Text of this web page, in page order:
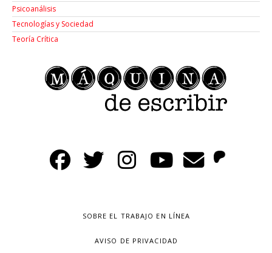
Psicoanálisis
Tecnologías y Sociedad
Teoría Crítica
SOBRE EL TRABAJO EN LÍNEA
AVISO DE PRIVACIDAD